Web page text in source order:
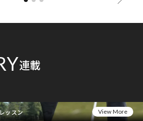
連載
ッスン View More